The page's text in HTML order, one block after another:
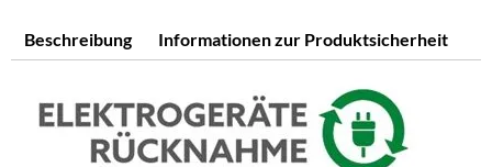
Beschreibung Informationen zur Produktsicherheit